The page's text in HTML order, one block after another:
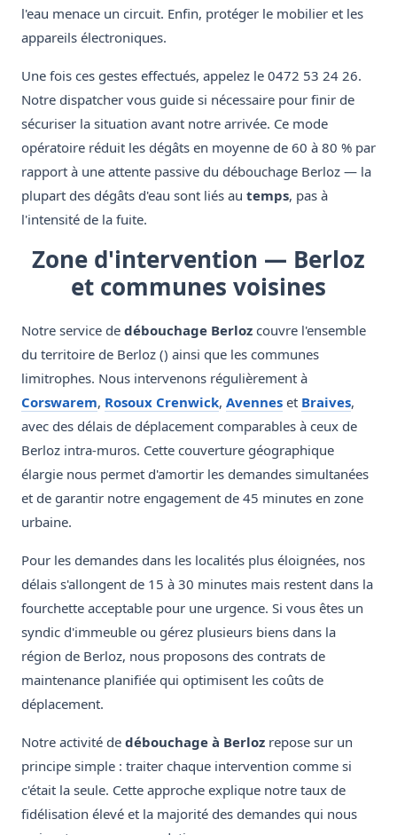
l'eau menace un circuit. Enfin, protéger le mobilier et les
appareils électroniques.
Une fois ces gestes effectués, appelez le 0472 53 24 26.
Notre dispatcher vous guide si nécessaire pour finir de
sécuriser la situation avant notre arrivée. Ce mode
opératoire réduit les dégâts en moyenne de 60 à 80 % par
rapport à une attente passive du débouchage Berloz — la
plupart des dégâts d'eau sont liés au temps, pas à
l'intensité de la fuite.
Zone d'intervention — Berloz
et communes voisines
Notre service de débouchage Berloz couvre l'ensemble
du territoire de Berloz () ainsi que les communes
limitrophes. Nous intervenons régulièrement à
Corswarem, Rosoux Crenwick, Avennes et Braives,
avec des délais de déplacement comparables à ceux de
Berloz intra-muros. Cette couverture géographique
élargie nous permet d'amortir les demandes simultanées
et de garantir notre engagement de 45 minutes en zone
urbaine.
Pour les demandes dans les localités plus éloignées, nos
délais s'allongent de 15 à 30 minutes mais restent dans la
fourchette acceptable pour une urgence. Si vous êtes un
syndic d'immeuble ou gérez plusieurs biens dans la
région de Berloz, nous proposons des contrats de
maintenance planifiée qui optimisent les coûts de
déplacement.
Notre activité de débouchage à Berloz repose sur un
principe simple : traiter chaque intervention comme si
c'était la seule. Cette approche explique notre taux de
fidélisation élevé et la majorité des demandes qui nous